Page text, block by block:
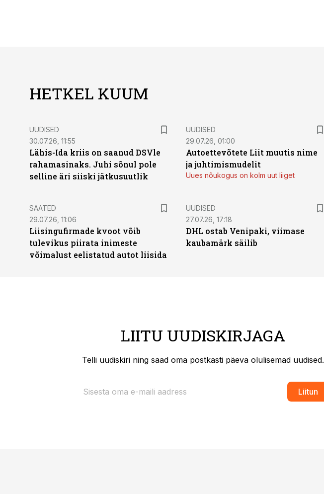
HETKEL KUUM
UUDISED
30.07.26, 11:55
Lähis-Ida kriis on saanud DSVle
rahamasinaks. Juhi sõnul pole
selline äri siiski jätkusuutlik
UUDISED
29.07.26, 01:00
Autoettevõtete Liit muutis nime
ja juhtimismudelit
Uues nõukogus on kolm uut liiget
SAATED
29.07.26, 11:06
Liisingufirmade kvoot võib
tulevikus piirata inimeste
võimalust eelistatud autot liisida
UUDISED
27.07.26, 17:18
DHL ostab Venipaki, viimase
kaubamärk säilib
LIITU UUDISKIRJAGA
Telli uudiskiri ning saad oma postkasti päeva olulisemad uudised.
Liitun